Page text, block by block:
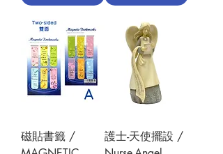
磁貼書籤 /
護士-天使擺設 /